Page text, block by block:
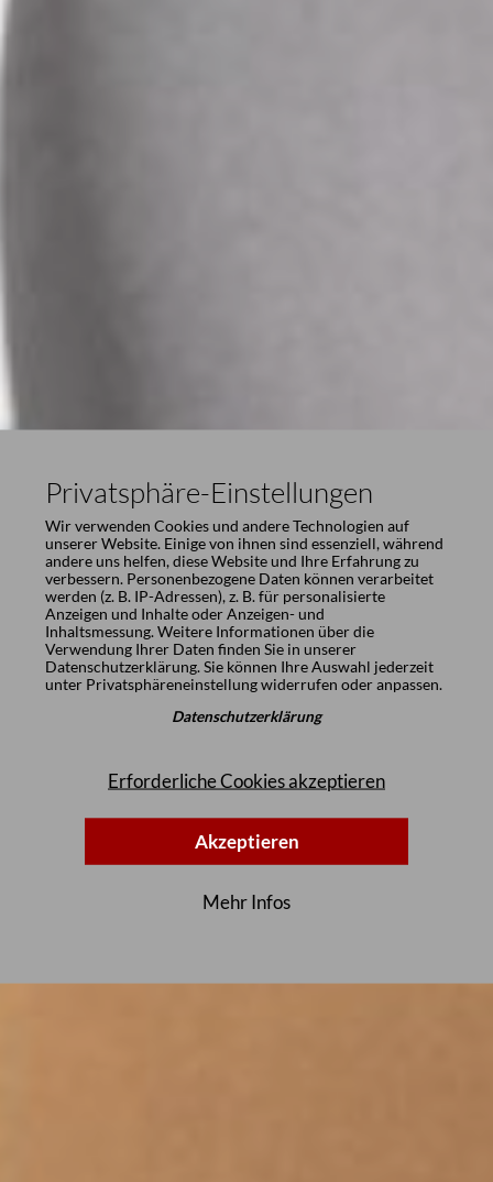
Privatsphäre-Einstellungen
Wir verwenden Cookies und andere Technologien auf
unserer Website. Einige von ihnen sind essenziell, während
andere uns helfen, diese Website und Ihre Erfahrung zu
verbessern. Personenbezogene Daten können verarbeitet
werden (z. B. IP-Adressen), z. B. für personalisierte
Anzeigen und Inhalte oder Anzeigen- und
Inhaltsmessung. Weitere Informationen über die
Verwendung Ihrer Daten finden Sie in unserer
Datenschutzerklärung. Sie können Ihre Auswahl jederzeit
unter Privatsphäreneinstellungwiderrufen oder anpassen.
Datenschutzerklärung
Erforderliche Cookies akzeptieren
Akzeptieren
Mehr Infos